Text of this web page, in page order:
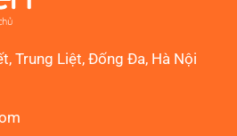
Trung Liệt, Đống Đa, Hà Nội